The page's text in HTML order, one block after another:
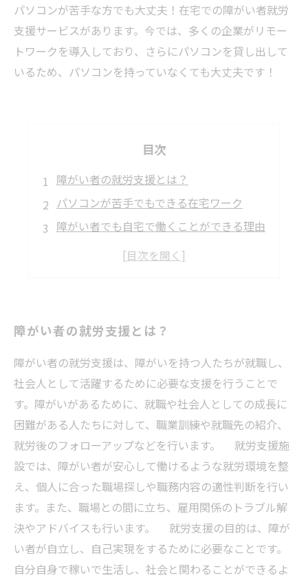
パソコンが苦手な方でも大丈夫！在宅での障がい者就労
支援サービスがあります。今では、多くの企業がリモー
トワークを導入しており、さらにパソコンを貸し出して
いるため、パソコンを持っていなくても大丈夫です！
目次
障がい者の就労支援とは？
パソコンが苦手でもできる在宅ワーク
障がい者でも自宅で働くことができる理由
障がい者を雇用する企業のメリット
障がい者の就労支援とは？
障がい者の就労支援は、障がいを持つ人たちが就職し、
社会人として活躍するために必要な支援を行うことで
す。障がいがあるために、就職や社会人としての成長に
困難がある人たちに対して、職業訓練や就職先の紹介、
就労後のフォローアップなどを行います。 就労支援施
設では、障がい者が安心して働けるような就労環境を整
え、個人に合った職場探しや職務内容の適性判断を行い
ます。また、職場との間に立ち、雇用関係のトラブル解
決やアドバイスも行います。 就労支援の目的は、障が
い者が自立し、自己実現をするために必要なことです。
自分自身で稼いで生活し、社会と関わることができるよ